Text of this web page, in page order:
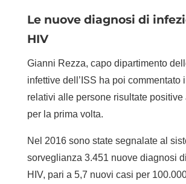
Le nuove diagnosi di
HIV
Gianni Rezza, capo dipartimento
infettive dell’ISS ha poi commentato
relativi alle persone risultate positive
per la prima volta.
Nel 2016 sono state segnalate al
sorveglianza 3.451 nuove diagnosi
HIV, pari a 5,7 nuovi casi per